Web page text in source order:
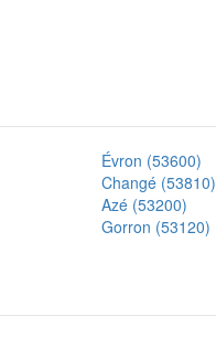
Évron (53600)
Changé (53810)
Azé (53200)
Gorron (53120)